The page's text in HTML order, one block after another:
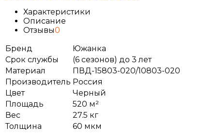
Характеристики
Описание
Отзывы0
Бренд
Южанка
Срок службы
(6 сезонов) до 3 лет
Материал
ПВД-15803-020/10803-020
Производитель Россия
Цвет
Черный
Площадь
520 м²
Вес
27.5 кг
Толщина
60 мкм